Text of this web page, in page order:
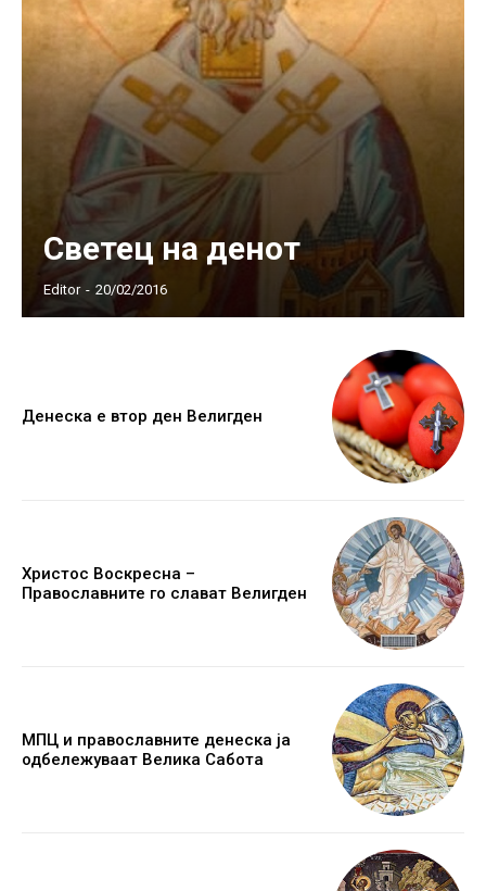
Светец на денот
Editor - 20/02/2016
Денеска е втор ден Велигден
Христос Воскресна –
Православните го слават Велигден
МПЦ и православните денеска ја
одбележуваат Велика Сабота